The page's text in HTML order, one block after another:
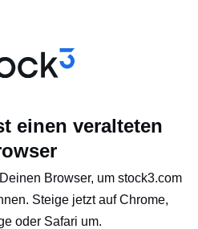
einen veralteten
Browser, um stock3.com
Steige jetzt auf Chrome,
oder Safari um.